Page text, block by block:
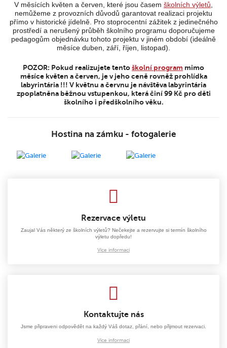
V měsících květen a červen, které jsou časem školních výletů
nemůžeme z provozních důvodů garantovat realizaci projektu
přímo v historické jídelně. Pro stoprocentní zážitek z jedinečného
prostředí a nerušený průběh školního programu doporučujeme
pedagogům objednávku tohoto projektu v jiném období (ideálně
měsíce duben, září, říjen, listopad).
POZOR: Pokud realizujete tento školní program mimo
měsíce květen a červen, je v jeho ceně rovněž prohlídka
labyrintária !!! V květnu a červnu je návštěva labyrintária
zpoplatněna běžnou vstupenkou, která činí 99 Kč pro děti
školního i předškolního věku.
Hostina na zámku - fotogalerie
Rezervace výletu
Zaujal Vás některý ze školních výletů? Nečekejte a rezervujte si termín školního
výletu dopředu!
Více informací
Kontaktujte nás
Jsme připraveni odpovědět na každý Váš dotaz, přání, nebo přijmout rezervaci.
Více informací